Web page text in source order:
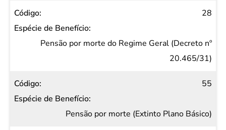
28
Pensão por morte do Regime Geral (Decreto nº
20.465/31)
55
Pensão por morte (Extinto Plano Básico)